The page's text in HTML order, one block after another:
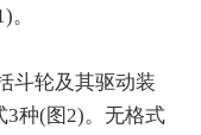
斗轮及其驱动装
3种(图2)。无格式